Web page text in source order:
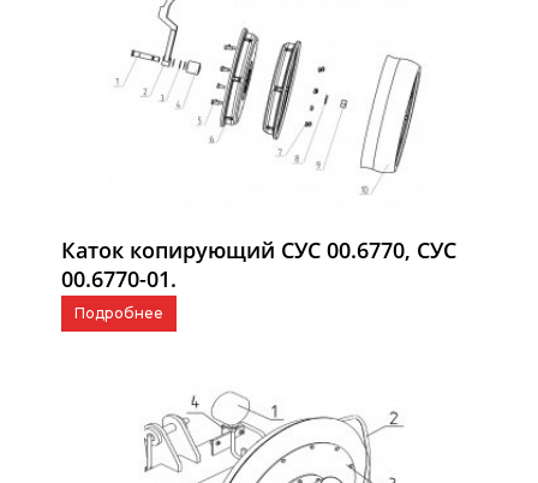
Каток копирующий СУС 00.6770, СУС
00.6770-01.
Подробнее